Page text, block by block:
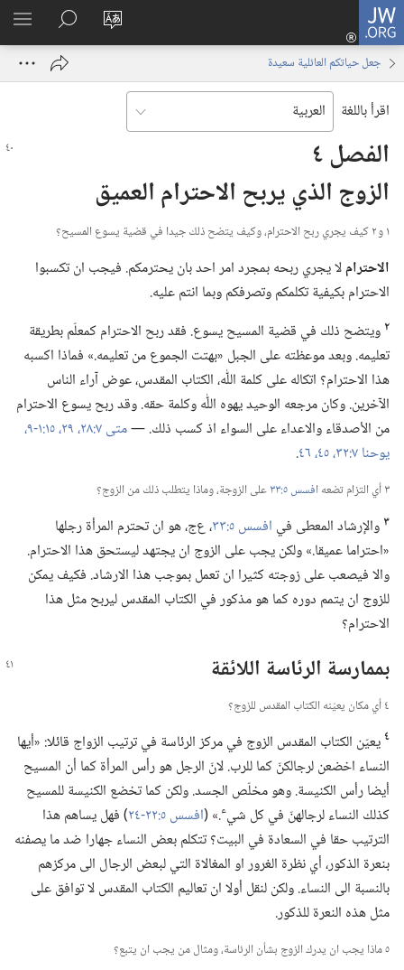
JW.ORG
تغيير
الموقع
تسجيل
الدخول
نافذة
البحث
في
JW.‎ORG
جعل حياتكم العائلية سعيدة
اقرأ باللغة
الفصل ٤
الزوج الذي يربح الاحترام العميق
١ و ٢ كيف يجري ربح الاحترام،‏ وكيف يتضح ذلك جيدا في قضية يسوع المسيح؟‏
الاحتراملا يجري ربحه بمجرد امر احد بان يحترمكم.‏ فيجب ان تكسبوا
الاحترام بكيفية تكلمكم وتصرفكم وبما انتم عليه.‏
٢ ويتضح ذلك في قضية المسيح يسوع.‏ فقد ربح الاحترام كمعلّم بطريقة
تعليمه.‏ وبعد موعظته على الجبل «بهتت الجموع من تعليمه.‏» فماذا اكسبه
هذا الاحترام؟‏ اتكاله على كلمة اللّٰه،‏ الكتاب المقدس،‏ عوض آراء الناس
الآخرين.‏ وكان مرجعه الوحيد يهوه اللّٰه وكلمة حقه.‏ وقد ربح يسوع الاحترام
من الأصدقاء والاعداء على السواء اذ كسب ذلك.‏ —‏متى ٧:‏٢٨،‏ ٢٩،‏
يوحنا ٧:‏٣٢،‏
‏.‏
٣ أي التزام تضعه افسس ٥:‏٣٣
على الزوجة،‏ وماذا يتطلب ذلك من الزوج؟‏
٣ والإرشاد المعطى في افسس ٥:‏٣٣
‏،‏ ع‌ج،‏ هو ان تحترم المرأة رجلها
«احتراما عميقا.‏» ولكن يجب على الزوج ان يجتهد ليستحق هذا الاحترام.‏
والا فيصعب على زوجته كثيرا ان تعمل بموجب هذا الارشاد.‏ فكيف يمكن
للزوج ان يتمم دوره كما هو مذكور في الكتاب المقدس ليربح مثل هذا
الاحترام؟‏
بممارسة الرئاسة اللائقة
٤ أي مكان يعيّنه الكتاب المقدس للزوج؟‏
٤ يعيّن الكتاب المقدس الزوج في مركز الرئاسة في ترتيب الزواج قائلا:‏ «أيها
النساء اخضعن لرجالكنّ كما للرب.‏ لانّ الرجل هو رأس المرأة كما أن المسيح
أيضا رأس الكنيسة.‏ وهو مخلّص الجسد.‏ ولكن كما تخضع الكنيسة للمسيح
كذلك النساء لرجالهنّ في كل شيء‏.‏» (‏افسس ٥:‏٢٢-‏٢٤
‏)‏ فهل يساهم هذا
الترتيب حقا في السعادة في البيت؟‏ تتكلم بعض النساء جهارا ضد ما يصفنه
بنعرة الذكور،‏ أي نظرة الغرور او المغالاة التي لبعض الرجال الى مركزهم
بالنسبة الى النساء.‏ ولكن لنقل أولا ان تعاليم الكتاب المقدس لا توافق على
مثل هذه النعرة للذكور.‏
٥ ماذا يجب ان يدرك الزوج بشأن الرئاسة،‏ ومثال من يجب ان يتبع؟‏